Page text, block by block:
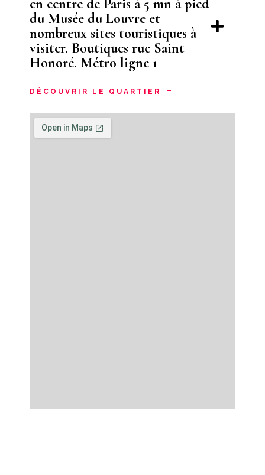
en centre de Paris à 5 mn à pied
du Musée du Louvre et
nombreux sites touristiques à
visiter. Boutiques rue Saint
Honoré. Métro ligne 1
DÉCOUVRIR LE QUARTIER